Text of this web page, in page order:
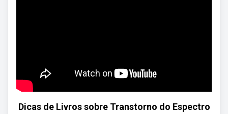
Dicas de Livros sobre Transtorno do Espectro